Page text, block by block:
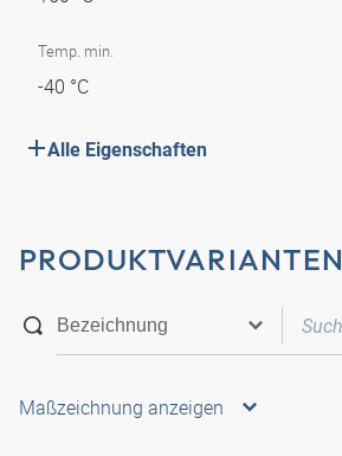
Temp. min.
-40 °C
Alle Eigenschaften
PRODUKTVARIANTEN
Maßzeichnung anzeigen